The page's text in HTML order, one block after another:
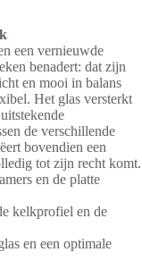
een vernieuwde
benadert: dat zijn
en mooi in balans
Het glas versterkt
de verschillende
bovendien een
tot zijn recht komt.
en de platte
kelkprofiel en de
en een optimale